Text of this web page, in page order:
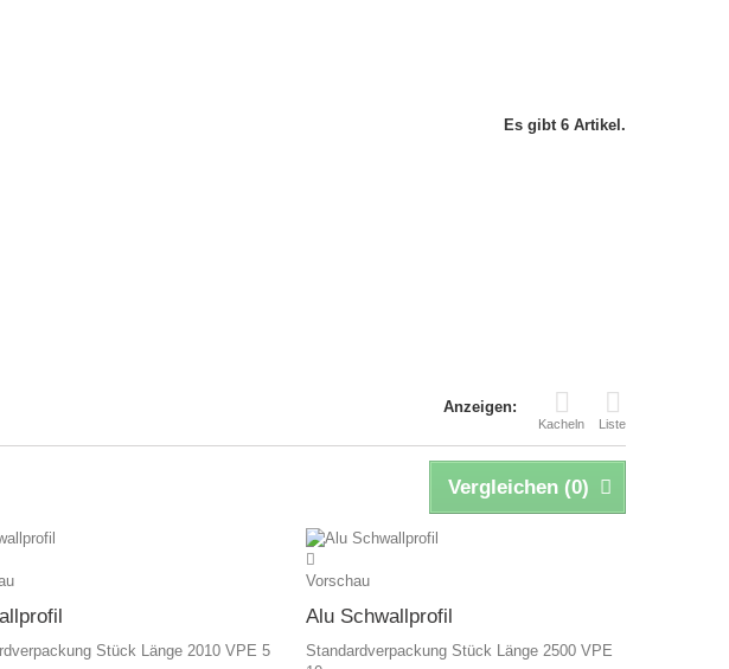
Es gibt 6 Artikel.
Anzeigen:
Kacheln Liste
Vergleichen (0)
Stück Länge 2010 VPE 5
Vorschau
Alu Schwallprofil
Standardverpackung Stück Länge 2500 VPE